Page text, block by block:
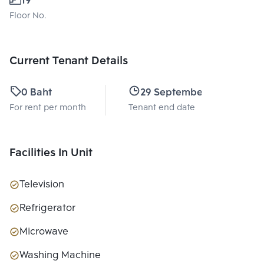
Floor No.
Current Tenant Details
0 Baht
For rent per month
29 September 2025
Tenant end date
Facilities In Unit
Television
Refrigerator
Microwave
Washing Machine